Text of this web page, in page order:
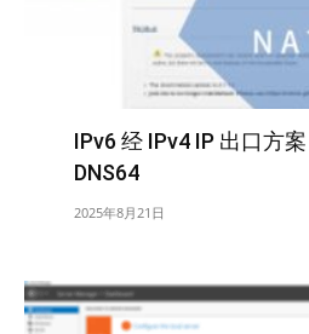
IPv6 经 IPv4 IP 出口方
DNS64
2025年8月21日